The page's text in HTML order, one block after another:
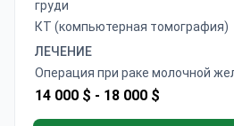
000.
груди
КТ (компьютерная томография)
ЛЕЧЕНИЕ
Операция при раке молочной
14 000 $ - 18 000 $